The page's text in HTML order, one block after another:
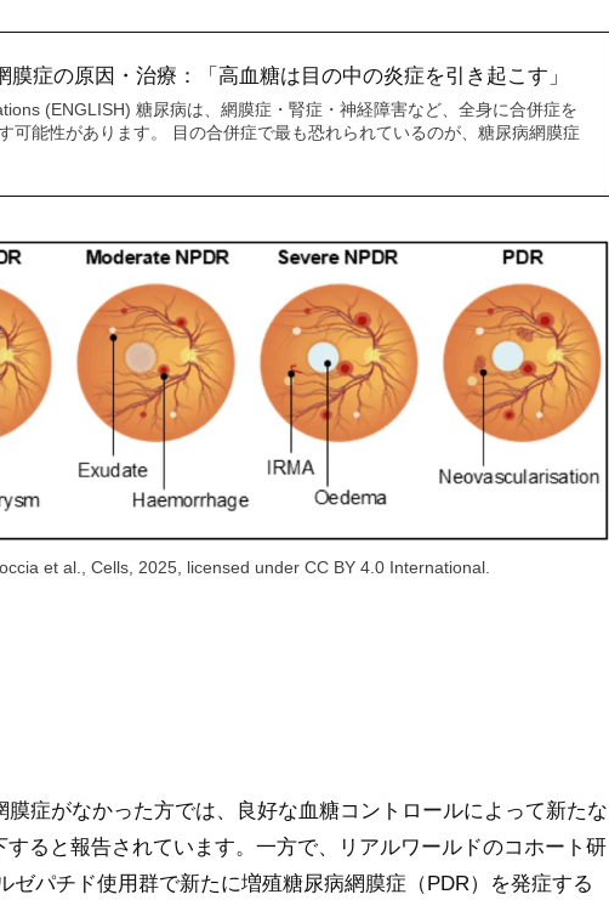
膜症の原因・治療：「高血糖は目の中の炎症を引き起こす」
(ENGLISH) 糖尿病は、網膜症・腎症・神経障害など、全身に合併症を
可能性があります。 目の合併症で最も恐れられているのが、糖尿病網膜症
et al., Cells, 2025, licensed under CC BY 4.0 International.
症がなかった方では、良好な血糖コントロールによって新たな
ると報告されています。一方で、リアルワールドのコホート研
ゼパチド使用群で新たに増殖糖尿病網膜症（PDR）を発症する